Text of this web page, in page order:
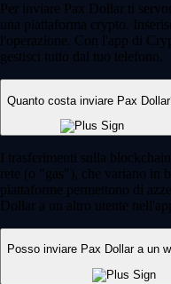
Per inviare Pax Dollar ti
una piattaforma crypto.
l'operazione. Con l'app di
gestisci tutto dal tuo telefono.
Quanto costa inviare Pax
I trasferimenti sulla
rete (o "gas"), che variano in
piattaforme permettono di
Dollar a un altro utente
Posso inviare Pax Dollar a un